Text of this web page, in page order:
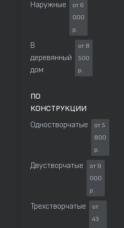
Наружные
от 6
000
р.
В
деревянный
дом
от 8
500
р.
ПО
КОНСТРУКЦИИ
Одностворчатые
от 5
800
р.
Двустворчатые
от 9
000
р.
Трехстворчатые
от
43